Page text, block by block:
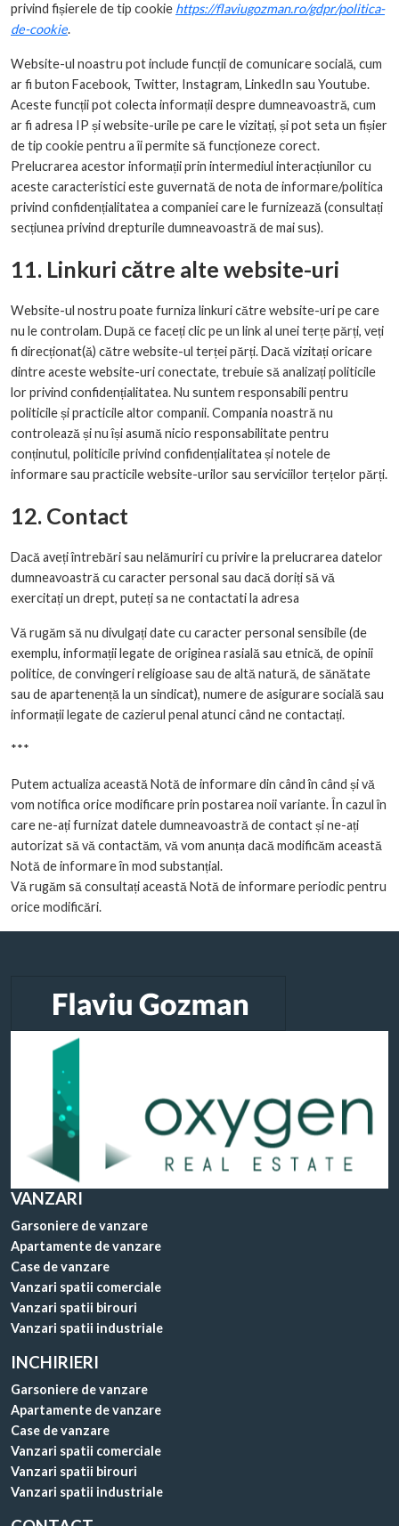
privind fișierele de tip cookie https://flaviugozman.ro/gdpr/politica-
de-cookie.
Website-ul noastru pot include funcții de comunicare socială, cum
ar fi buton Facebook, Twitter, Instagram, LinkedIn sau Youtube.
Aceste funcții pot colecta informații despre dumneavoastră, cum
ar fi adresa IP și website-urile pe care le vizitați, și pot seta un fișier
de tip cookie pentru a îi permite să funcționeze corect.
Prelucrarea acestor informații prin intermediul interacțiunilor cu
aceste caracteristici este guvernată de nota de informare/politica
privind confidențialitatea a companiei care le furnizează (consultați
secțiunea privind drepturile dumneavoastră de mai sus).
11. Linkuri către alte website-uri
Website-ul nostru poate furniza linkuri către website-uri pe care
nu le controlam. După ce faceți clic pe un link al unei terțe părți, veți
fi direcționat(ă) către website-ul terței părți. Dacă vizitați oricare
dintre aceste website-uri conectate, trebuie să analizați politicile
lor privind confidențialitatea. Nu suntem responsabili pentru
politicile și practicile altor companii. Compania noastră nu
controlează și nu își asumă nicio responsabilitate pentru
conținutul, politicile privind confidențialitatea și notele de
informare sau practicile website-urilor sau serviciilor terțelor părți.
12. Contact
Dacă aveți întrebări sau nelămuriri cu privire la prelucrarea datelor
dumneavoastră cu caracter personal sau dacă doriți să vă
exercitați un drept, puteți sa ne contactati la adresa
Vă rugăm să nu divulgați date cu caracter personal sensibile (de
exemplu, informații legate de originea rasială sau etnică, de opinii
politice, de convingeri religioase sau de altă natură, de sănătate
sau de apartenență la un sindicat), numere de asigurare socială sau
informații legate de cazierul penal atunci când ne contactați.
***
Putem actualiza această Notă de informare din când în când și vă
vom notifica orice modificare prin postarea noii variante. În cazul în
care ne-ați furnizat datele dumneavoastră de contact și ne-ați
autorizat să vă contactăm, vă vom anunța dacă modificăm această
Notă de informare în mod substanțial.
Vă rugăm să consultați această Notă de informare periodic pentru
orice modificări.
VANZARI
Garsoniere de vanzare
Apartamente de vanzare
Case de vanzare
Vanzari spatii comerciale
Vanzari spatii birouri
Vanzari spatii industriale
INCHIRIERI
Garsoniere de vanzare
Apartamente de vanzare
Case de vanzare
Vanzari spatii comerciale
Vanzari spatii birouri
Vanzari spatii industriale